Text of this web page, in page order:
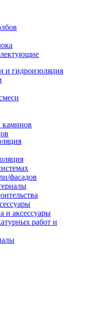
и гидроизоляция
каминов
фасадов
и аксессуары
работ и